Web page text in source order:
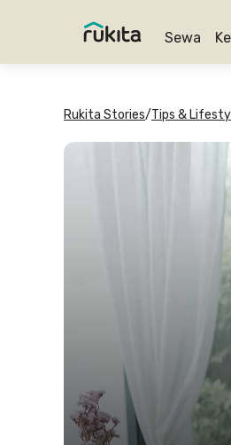
Sewa
Rukita Stories/Tips &